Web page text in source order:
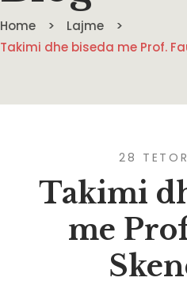
Home
Lajme
Takimi dhe biseda me Prof.
28
Takimi
me